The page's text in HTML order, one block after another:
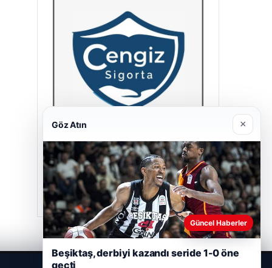
Cengiz Sigorta
23/06/2026
Göz Atın ×
Güncel Haberler
Beşiktaş, derbiyi kazandı seride 1-0 öne
geçti